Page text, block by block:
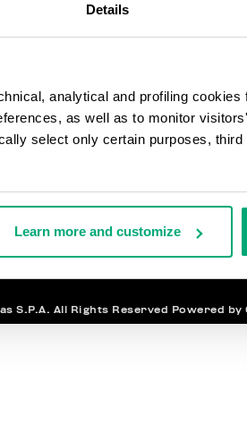
Details
analytical and profiling
as well as to monitor
select only certain purposes,
Learn more and customize
S.P.A. All Rights Reserved Powered by